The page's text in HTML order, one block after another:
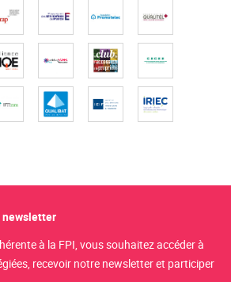
newsletter
à la FPI, vous souhaitez accéder à
recevoir notre newsletter et participer